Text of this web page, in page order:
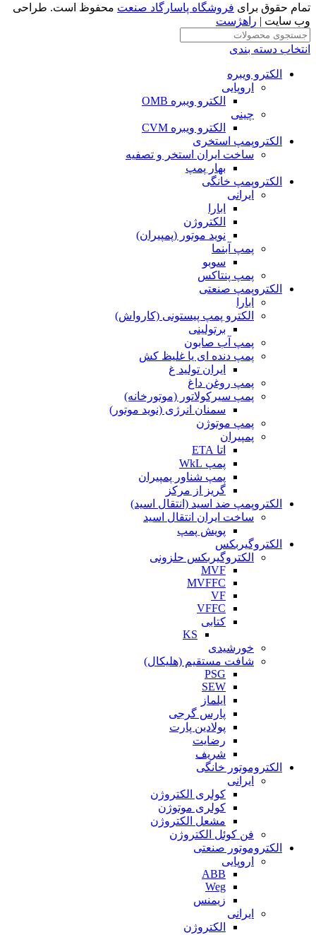
تمام حقوق برای فروشگاه پاسارگاد صنعت محفوظ است. طراحی
وب سایت | راهژست
انتخاب دسته بندی
الکترو ویبره
اروپایی
الکترو ویبره OMB
چینی
الکترو ویبره CVM
الکتروپمپ استخری
ساخت ایران استخر و تصفیه
بهار پمپ
الکتروپمپ خانگی
ایرانی
ابارا
الکتروژن
نوید موتور (پمپیران)
پمپ آبنما
سوبو
پمپ پنتاکس
الکتروپمپ صنعتی
ابارا
الکترو پمپ پیستونی (کارواش)
برتولینی
پمپ آب صابون
پمپ دنده ای یا غلیظ کش
ایران تولید غ
پمپ روغن داغ
پمپ سیرکولاتور (موتورخانه)
سمنان انرژی (نوید موتور)
پمپ موتوژن
پمپیران
اتا ETA
پمپ WkL
پمپ شناور پمپیران
گریز از مرکز
الکتروپمپ ضد اسید (انتقال اسید)
ساخت ایران انتقال اسید
پویش پمپ
الکتروگیربکس
الکتروگیربکس حلزونی
MVF
MVFFC
VF
VFFC
کتابی
KS
خورشیدی
شافت مستقیم (هلیکال)
PSG
SEW
ایلماز
پارس گرجی
پولادین پارت
رضایت
شریف
الکتروموتور خانگی
ایرانی
کولری الکتروژن
کولری موتوژن
مشعل الکتروژن
فن کوئل الکتروژن
الکتروموتور صنعتی
اروپایی
ABB
Weg
زیمنس
ایرانی
الکتروژن